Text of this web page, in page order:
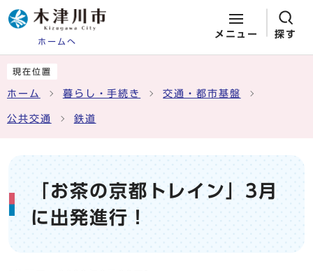
ホームへ
メニュー 探す
現在位置
ホーム 暮らし・手続き 交通・都市基盤
公共交通 鉄道
「お茶の京都トレイン」3月
に出発進行！